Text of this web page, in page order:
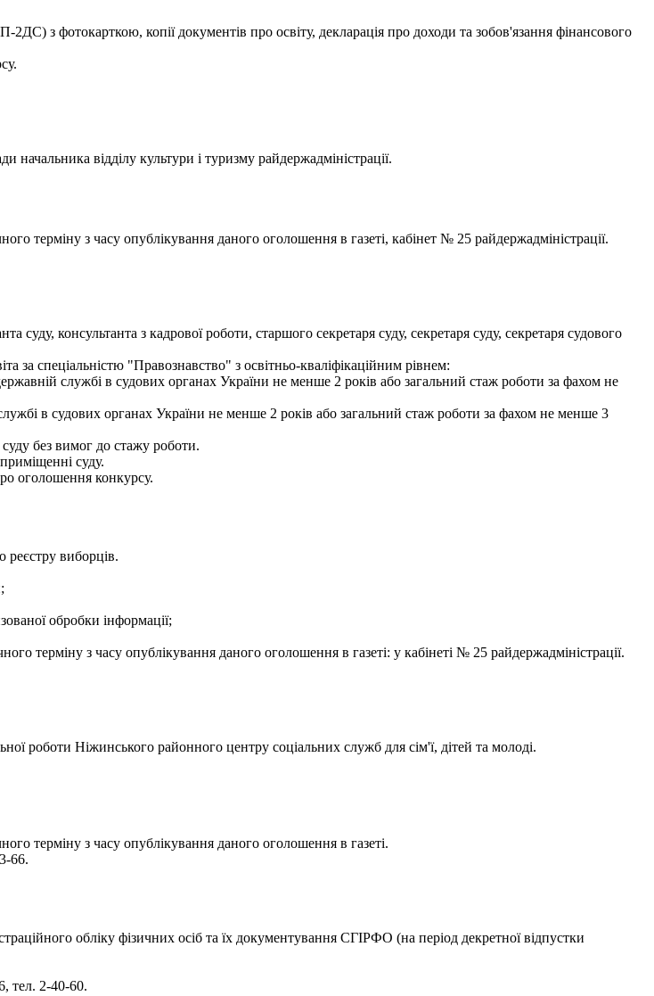
з фотокарткою, копії документів про освіту, декларація про доходи та зобов'язання фінансового
відділу культури і туризму райдержадміністрації.
терміну з часу опублікування даного оголошення в газеті, кабінет № 25 райдержадміністрації.
консультанта з кадрової роботи, старшого секретаря суду, секретаря суду, секретаря судового
спеціальністю "Правознавство" з освітньо-кваліфікаційним рівнем:
службі в судових органах України не менше 2 років або загальний стаж роботи за фахом не
в судових органах України не менше 2 років або загальний стаж роботи за фахом не менше 3
суду без вимог до стажу роботи.
суду.
оголошення конкурсу.
реєстру виборців.
обробки інформації;
терміну з часу опублікування даного оголошення в газеті: у кабінеті № 25 райдержадміністрації.
роботи Ніжинського районного центру соціальних служб для сім'ї, дітей та молоді.
терміну з часу опублікування даного оголошення в газеті.
66.
обліку фізичних осіб та їх документування СГІРФО (на період декретної відпустки
тел. 2-40-60.